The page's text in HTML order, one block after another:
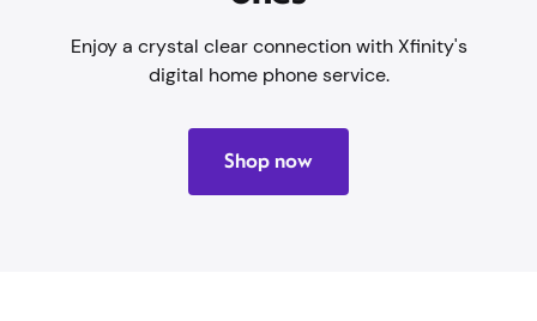
Disfrute de una conexión nítida con el servicio de
telefonía residencial digital de Xfinity.
Compra ahora